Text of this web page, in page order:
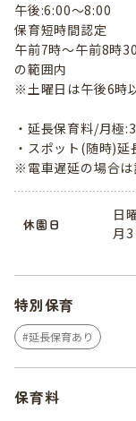
午後:6:00～8:00
保育短時間認定
午前7時～午前8時
の範囲内
※土曜日は午後6時
・延長保育料/月極
・スポット(随時)
※電車遅延の場合は
休園日
日
月
特別保育
延長保育あり
保育料